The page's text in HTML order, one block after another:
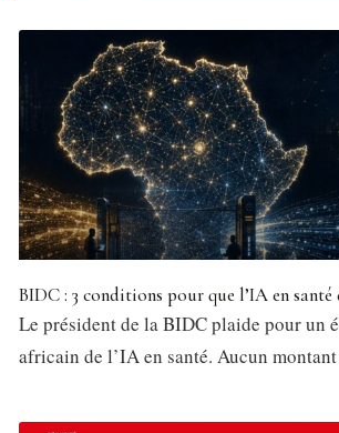
BIDC : 3 conditions pour que l’IA en santé
Le président de la BIDC plaide pour un
africain de l’IA en santé. Aucun